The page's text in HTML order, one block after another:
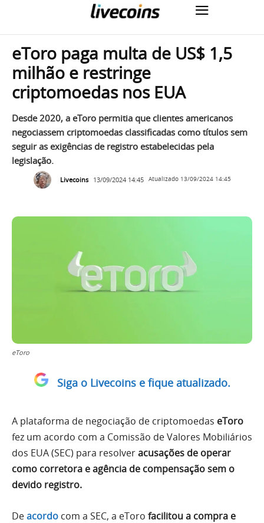
eToro paga multa de US$ 1,5
milhão e restringe
criptomoedas nos EUA
Desde 2020, a eToro permitia que clientes americanos
negociassem criptomoedas classificadas como títulos sem
seguir as exigências de registro estabelecidas pela
legislação.
Livecoins 13/09/2024 14:45 Atualizado 13/09/2024 14:45
eToro
Siga o Livecoins e fique atualizado.
A plataforma de negociação de criptomoedas eToro
fez um acordo com a Comissão de Valores Mobiliários
dos EUA (SEC) para resolveracusações de operar
como corretora e agência de compensação sem o
devido registro.
Deacordo com a SEC, a eToro facilitou a compra e